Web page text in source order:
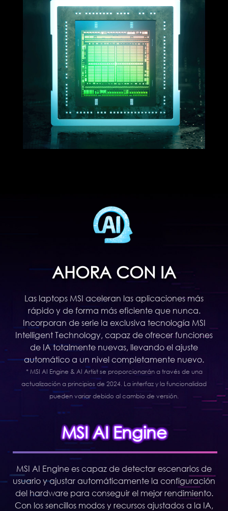
AHORA CON IA
Las laptops MSI aceleran las aplicaciones más
rápido y de forma más eficiente que nunca.
Incorporan de serie la exclusiva tecnología MSI
Intelligent Technology, capaz de ofrecer funciones
de IA totalmente nuevas, llevando el ajuste
automático a un nivel completamente nuevo.
* MSI AI Engine & AI Artist se proporcionarán a través de una
actualización a principios de 2024. La interfaz y la funcionalidad
pueden variar debido al cambio de versión.
MSI AI Engine
MSI AI Engine es capaz de detectar escenarios de
usuario y ajustar automáticamente la configuración
del hardware para conseguir el mejor rendimiento.
Con los sencillos modos y recursos ajustados a la IA,